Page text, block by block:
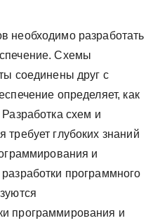
необходимо разработать
Схемы
соединены друг с
определяет, как
схем и
требует глубоких знаний
и
программного
программирования и